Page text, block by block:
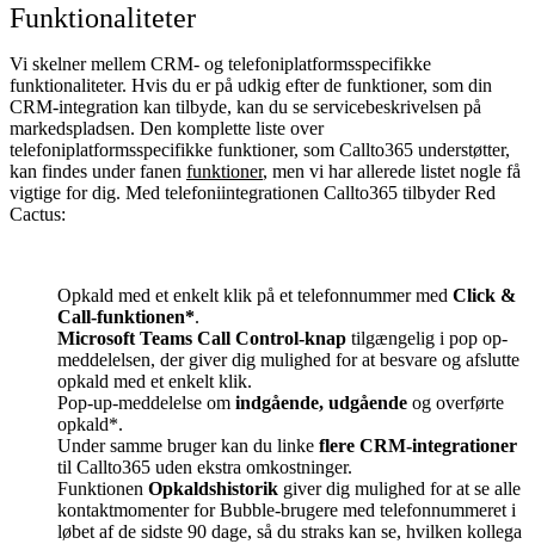
Funktionaliteter
Vi skelner mellem CRM- og telefoniplatformsspecifikke
funktionaliteter. Hvis du er på udkig efter de funktioner, som din
CRM-integration kan tilbyde, kan du se servicebeskrivelsen på
markedspladsen. Den komplette liste over
telefoniplatformsspecifikke funktioner, som Callto365 understøtter,
kan findes under fanen funktioner, men vi har allerede listet nogle få
vigtige for dig. Med telefoniintegrationen Callto365 tilbyder Red
Cactus:
Opkald med et enkelt klik på et telefonnummer med Click &
Call-funktionen*.
Microsoft Teams Call Control-knap tilgængelig i pop op-
meddelelsen, der giver dig mulighed for at besvare og afslutte
opkald med et enkelt klik.
Pop-up-meddelelse om indgående, udgående og overførte
opkald*.
Under samme bruger kan du linke flere CRM-integrationer
til Callto365 uden ekstra omkostninger.
Funktionen Opkaldshistorik giver dig mulighed for at se alle
kontaktmomenter for Bubble-brugere med telefonnummeret i
løbet af de sidste 90 dage, så du straks kan se, hvilken kollega